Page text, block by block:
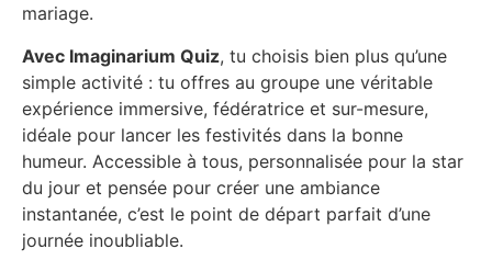
mariage.
Avec Imaginarium Quiz, tu choisis bien plus qu’une
simple activité : tu offres au groupe une véritable
expérience immersive, fédératrice et sur-mesure,
idéale pour lancer les festivités dans la bonne
humeur. Accessible à tous, personnalisée pour la star
du jour et pensée pour créer une ambiance
instantanée, c’est le point de départ parfait d’une
journée inoubliable.